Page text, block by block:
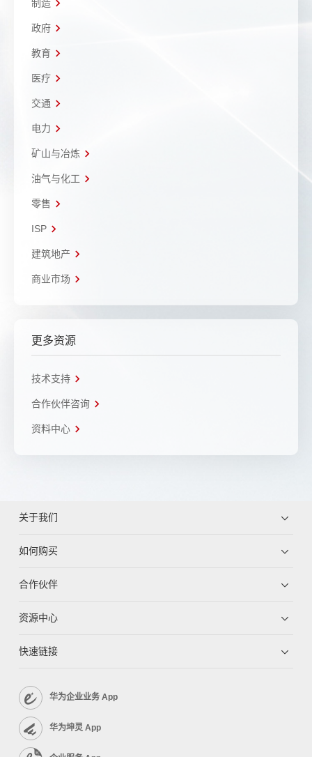
制造
政府
教育
医疗
交通
电力
矿山与冶炼
油气与化工
零售
ISP
建筑地产
商业市场
更多资源
技术支持
合作伙伴咨询
资料中心
关于我们
如何购买
合作伙伴
资源中心
快速链接
华为企业业务 App
华为坤灵 App